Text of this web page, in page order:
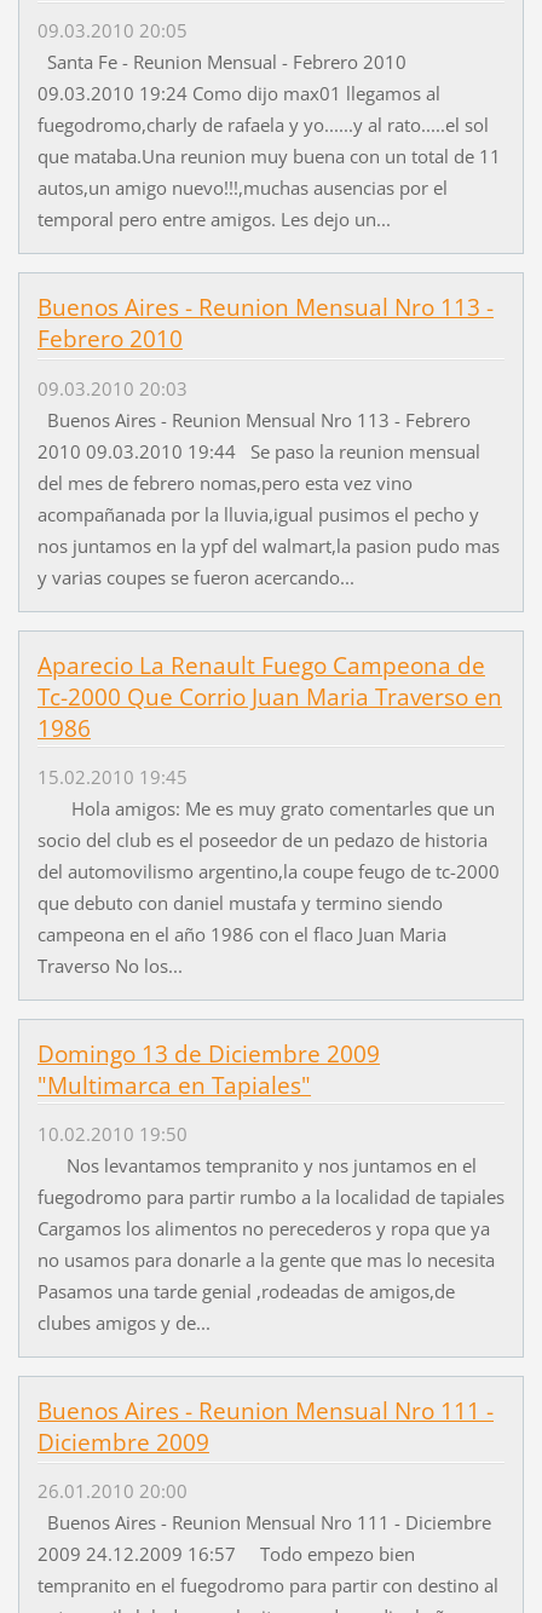
09.03.2010 20:05
Santa Fe - Reunion Mensual - Febrero 2010
09.03.2010 19:24 Como dijo max01 llegamos al
fuegodromo,charly de rafaela y yo......y al rato.....el sol
que mataba.Una reunion muy buena con un total de 11
autos,un amigo nuevo!!!,muchas ausencias por el
temporal pero entre amigos. Les dejo un...
Buenos Aires - Reunion Mensual Nro 113 -
Febrero 2010
09.03.2010 20:03
Buenos Aires - Reunion Mensual Nro 113 - Febrero
2010 09.03.2010 19:44 Se paso la reunion mensual
del mes de febrero nomas,pero esta vez vino
acompañanada por la lluvia,igual pusimos el pecho y
nos juntamos en la ypf del walmart,la pasion pudo mas
y varias coupes se fueron acercando...
Aparecio La Renault Fuego Campeona de
Tc-2000 Que Corrio Juan Maria Traverso en
1986
15.02.2010 19:45
Hola amigos: Me es muy grato comentarles que un
socio del club es el poseedor de un pedazo de historia
del automovilismo argentino,la coupe feugo de tc-2000
que debuto con daniel mustafa y termino siendo
campeona en el año 1986 con el flaco Juan Maria
Traverso No los...
Domingo 13 de Diciembre 2009
"Multimarca en Tapiales"
10.02.2010 19:50
Nos levantamos tempranito y nos juntamos en el
fuegodromo para partir rumbo a la localidad de tapiales
Cargamos los alimentos no perecederos y ropa que ya
no usamos para donarle a la gente que mas lo necesita
Pasamos una tarde genial ,rodeadas de amigos,de
clubes amigos y de...
Buenos Aires - Reunion Mensual Nro 111 -
Diciembre 2009
26.01.2010 20:00
Buenos Aires - Reunion Mensual Nro 111 - Diciembre
2009 24.12.2009 16:57 Todo empezo bien
tempranito en el fuegodromo para partir con destino al